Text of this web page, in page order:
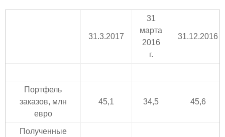
31.3.2017
31
марта
2016
г.
31.12.2016
Портфель
заказов, млн
евро
45,1 34,5 45,6
Полученные